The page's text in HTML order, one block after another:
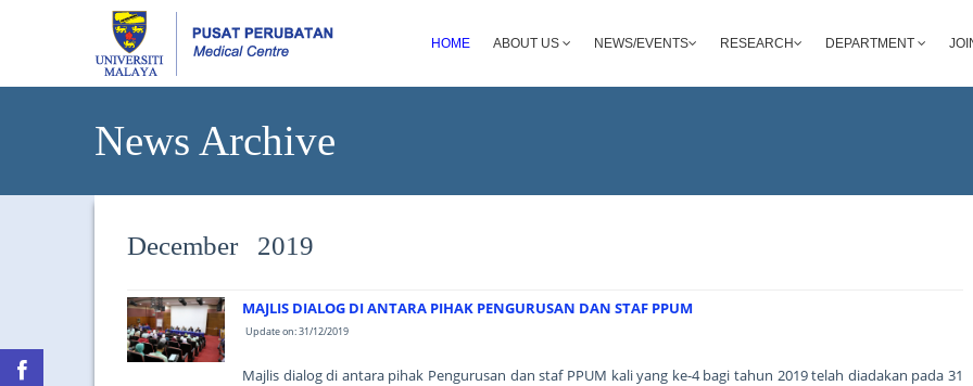
HOME ABOUT US NEWS/EVENTS RESEARCH DEPARTMENT
News Archive
December 2019
MAJLIS DIALOG DI ANTARA PIHAK PENGURUSAN DAN STAF PPUM
Update on: 31/12/2019
Majlis dialog di antara pihak Pengurusan dan staf PPUM kali yang ke-4 bagi tahun 2019 telah diadakan pada 31